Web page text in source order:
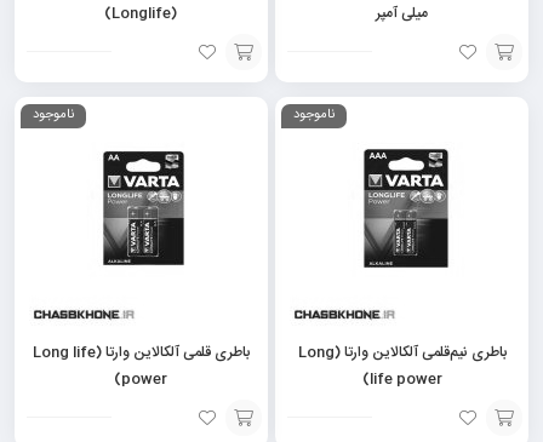
میلی آمپر
افزودن
(Longlife)
افزودن
ناموجود
باطری نیم‌قلمی آلکالاین وارتا (Long
life power)
ناموجود
باطری قلمی آلکالاین وارتا (Long life
power)